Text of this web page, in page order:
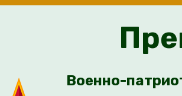
Военно-